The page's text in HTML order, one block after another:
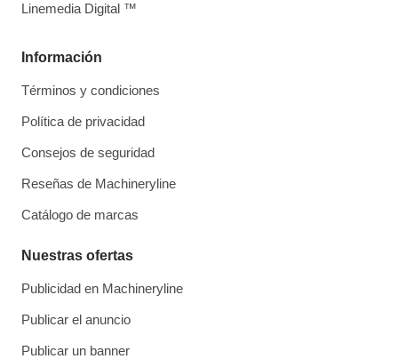
Información
Términos y condiciones
Política de privacidad
Consejos de seguridad
Reseñas de Machineryline
Catálogo de marcas
Nuestras ofertas
Publicidad en Machineryline
Publicar el anuncio
Publicar un banner
Linemedia Digital ™